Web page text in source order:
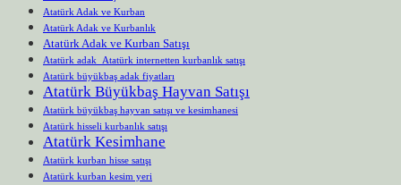
Atatürk Adak ve Kurban
Atatürk Adak ve Kurbanlık
Atatürk Adak ve Kurban Satışı
Atatürk adak Atatürk internetten kurbanlık satışı
Atatürk büyükbaş adak fiyatları
Atatürk Büyükbaş Hayvan Satışı
Atatürk büyükbaş hayvan satışı ve kesimhanesi
Atatürk hisseli kurbanlık satışı
Atatürk Kesimhane
Atatürk kurban hisse satışı
Atatürk kurban kesim yeri